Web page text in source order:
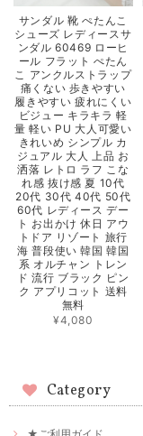
サンダル 靴 ぺたんこ
シューズ レディースサ
ンダル 60469 ローヒ
ール フラット ぺたん
こ アンクルストラップ
痛くない 歩きやすい
履きやすい 疲れにくい
ビジュー キラキラ 軽
量 軽い PU 大人可愛い
きれいめ シンプル カ
ジュアル 大人 上品 お
洒落 レトロ ラフ こな
れ感 抜け感 夏 10代
20代 30代 40代 50代
60代 レディース デー
ト お出かけ 休日 アウ
トドア リゾート 旅行
海 普段使い 韓国 韓国
系 オルチャン トレン
ド 流行 ブラック ピン
ク アプリコット 送料
無料
¥4,080
Category